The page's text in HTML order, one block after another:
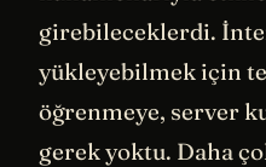
girebileceklerdi.
yükleyebilmek için
öğrenmeye, server
gerek yoktu. Daha